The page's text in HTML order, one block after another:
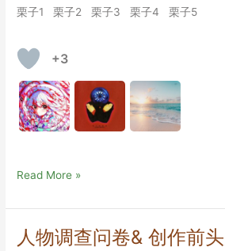
问
&
栗
子
&
创
始
的
脑
栗子1 栗子2 栗子3 栗子4 栗子5
+3
作
热
身
栗
Read More »
人物调查问卷& 创作前